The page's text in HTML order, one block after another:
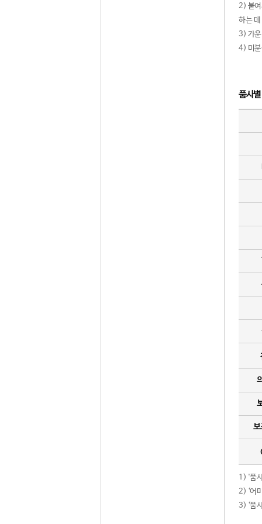
2) 붙여
하는
3) 가운
4) 미분
품사
보
1) '품
2) ‘어
3) ‘품